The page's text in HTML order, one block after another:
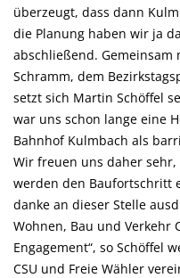
überzeugt, dass dann
die Planung haben wir ja
abschließend.
Schramm, dem
setzt sich Martin Schöffel
war uns schon lange eine
Bahnhof Kulmbach als
Wir freuen uns daher
werden den Baufortschritt
danke an dieser Stelle
Wohnen, Bau und
Engagement“, so Schöffel
CSU und Freie Wähler